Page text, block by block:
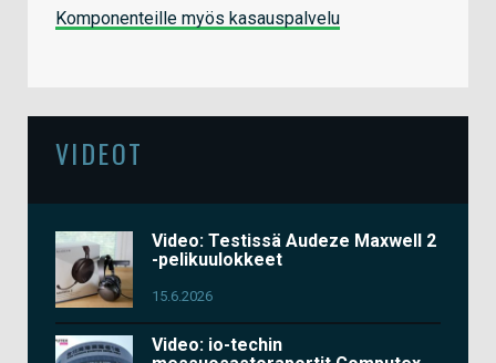
Komponenteille myös kasauspalvelu
VIDEOT
Video: Testissä Audeze Maxwell 2
-pelikuulokkeet
15.6.2026
Video: io-techin